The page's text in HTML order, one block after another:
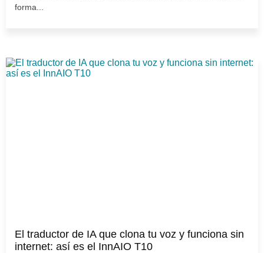
forma...
El traductor de IA que clona tu voz y funciona sin
internet: así es el InnAIO T10